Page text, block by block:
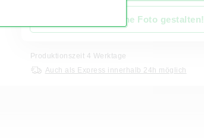
Ohne Foto gestalten!
Produktionszeit 4 Werktage
Auch als Express innerhalb 24h möglich